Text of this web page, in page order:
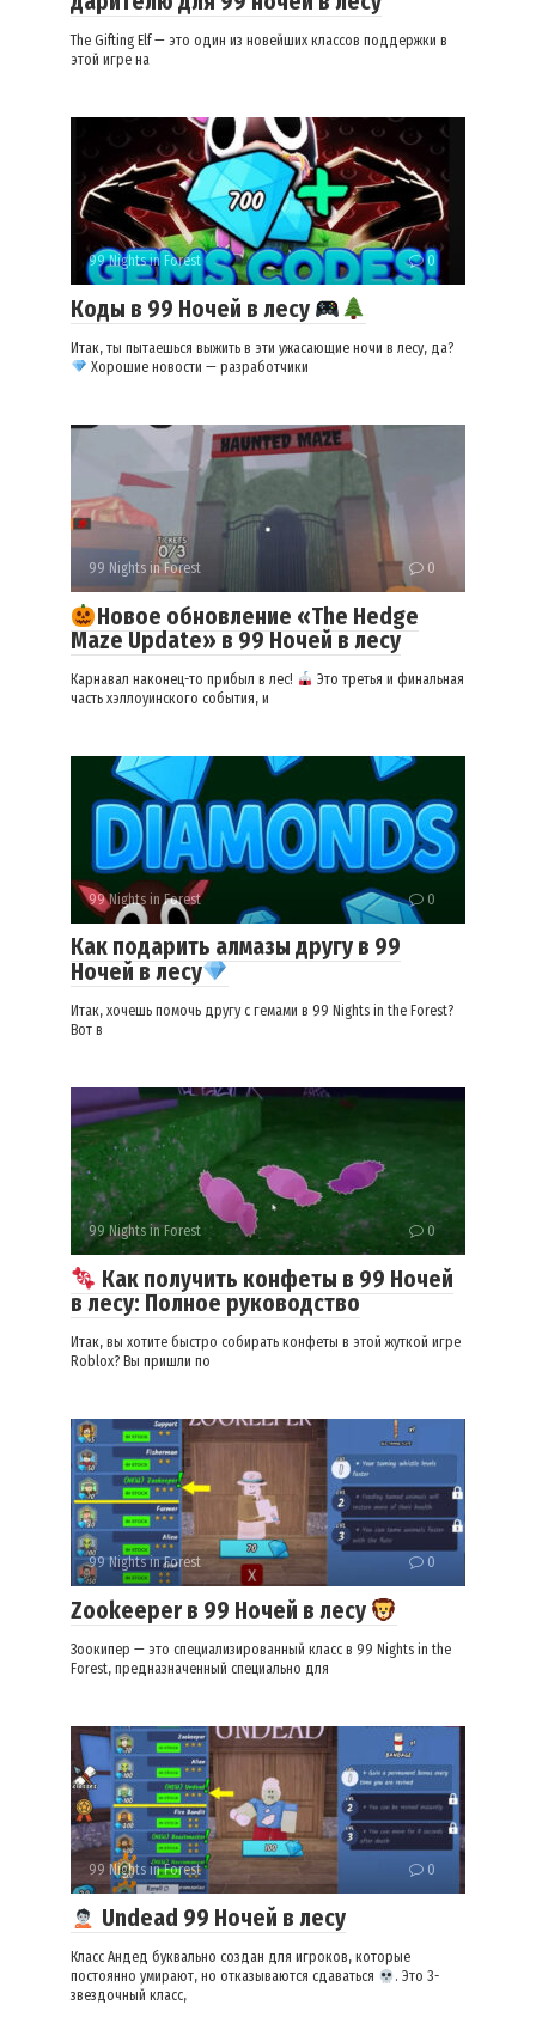
The Gifting Elf — это один из новейших классов поддержки в
этой игре на
99 Nights in Forest 0
Коды в 99 Ночей в лесу
Итак, ты пытаешься выжить в эти ужасающие ночи в лесу, да?
Хорошие новости — разработчики
99 Nights in Forest 0
Новое обновление «The Hedge
Maze Update» в 99 Ночей в лесу
Карнавал наконец-то прибыл в лес!
Это третья и финальная
часть хэллоуинского события, и
99 Nights in Forest 0
Как подарить алмазы другу в 99
Ночей в лесу
Итак, хочешь помочь другу с гемами в 99 Nights in the Forest?
Вот в
99 Nights in Forest 0
Как получить конфеты в 99 Ночей
в лесу: Полное руководство
Итак, вы хотите быстро собирать конфеты в этой жуткой игре
Roblox? Вы пришли по
99 Nights in Forest 0
Zookeeper в 99 Ночей в лесу
Зоокипер — это специализированный класс в 99 Nights in the
Forest, предназначенный специально для
99 Nights in Forest 0
Undead 99 Ночей в лесу
Класс Андед буквально создан для игроков, которые
постоянно умирают, но отказываются сдаваться
. Это 3-
звездочный класс,